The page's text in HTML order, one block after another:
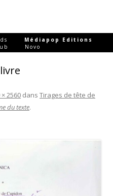
Médiapop Editions
Novo
× 2560 dans Tirages de tête de
du texte.